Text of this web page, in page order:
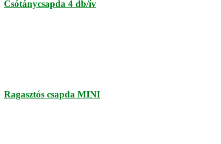
Csótánycsapda 4 db/ív
Ragasztós csapda MINI